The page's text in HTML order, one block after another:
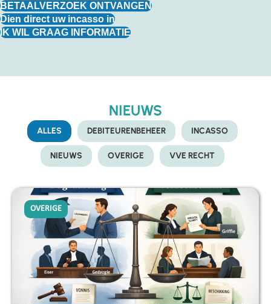
BETAALVERZOEK ONTVANGEN
Dien direct uw incasso in
IK WIL GRAAG INFORMATIE
NIEUWS
ALLES DEBITEURENBEHEER INCASSO
NIEUWS OVERIGE VVE RECHT
OVERIGE